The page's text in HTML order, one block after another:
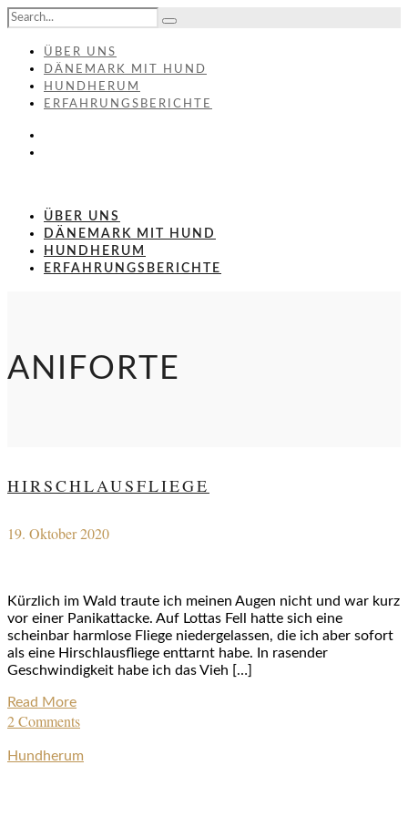
ÜBER UNS
DÄNEMARK MIT HUND
HUNDHERUM
ERFAHRUNGSBERICHTE
ÜBER UNS
DÄNEMARK MIT HUND
HUNDHERUM
ERFAHRUNGSBERICHTE
ANIFORTE
HIRSCHLAUSFLIEGE
19. Oktober 2020
Kürzlich im Wald traute ich meinen Augen nicht und war kurz
vor einer Panikattacke. Auf Lottas Fell hatte sich eine
scheinbar harmlose Fliege niedergelassen, die ich aber sofort
als eine Hirschlausfliege enttarnt habe. In rasender
Geschwindigkeit habe ich das Vieh […]
Read More
2 Comments
Hundherum